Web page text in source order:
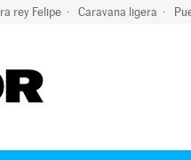
rey Felipe Caravana ligera